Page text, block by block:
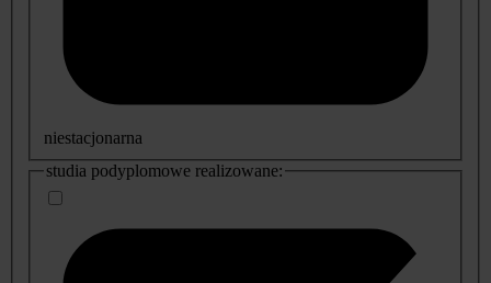
niestacjonarna
studia podyplomowe realizowane: